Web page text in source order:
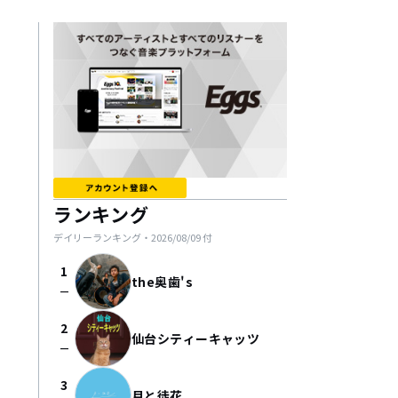
ランキング
デイリーランキング・ 2026/08/09付
1
check_indeterminate_small the奥歯's
2
check_indeterminate_small 仙台シティーキャッツ
3